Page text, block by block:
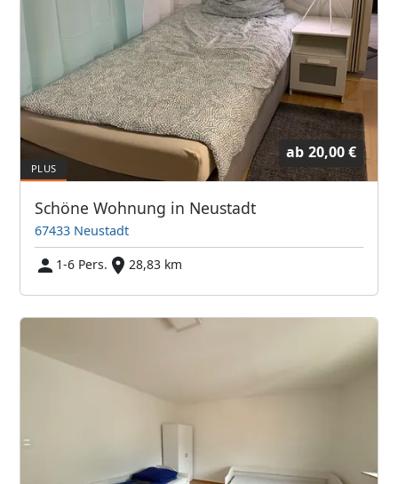
ab 20,00 €
Schöne Wohnung in Neustadt
67433 Neustadt
1-6 Pers.
28,83 km